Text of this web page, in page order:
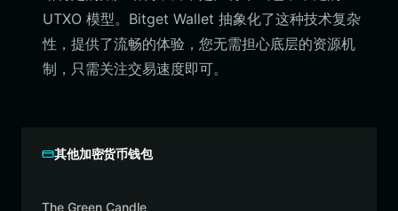
UTXO 模型。Bitget Wallet 抽象化了这种技术复杂
性，提供了流畅的体验，您无需担心底层的资源机
制，只需关注交易速度即可。
其他加密货币钱包
The Green Candle